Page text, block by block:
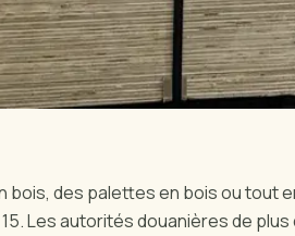
bois, des palettes en bois ou tout
Les autorités douanières de